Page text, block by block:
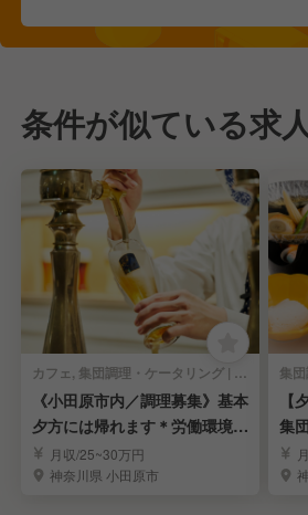
条件が似ている求
カフェ, 集団調理・ケータリング | キッチンスタッフ
《小田原市内／調理募集》基本
夕方には帰れます＊労働環境安
定＊福利厚生充実
月収/25~30万円
神奈川県 小田原市
【
集
ー